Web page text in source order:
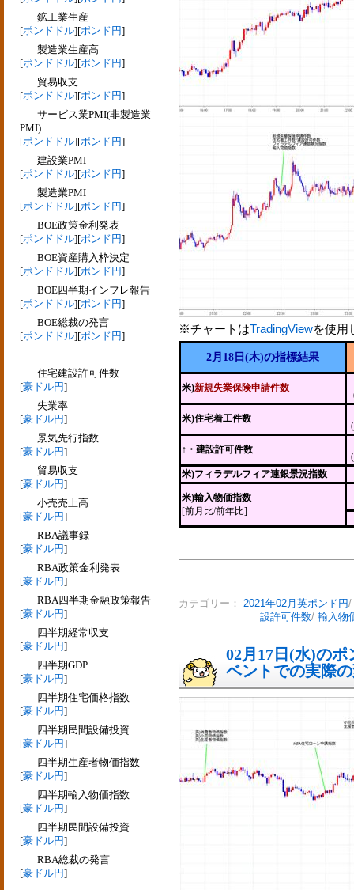
鉱工業生産
[ポンドドル][ポンド円]
製造業生産高
[ポンドドル][ポンド円]
貿易収支
[ポンドドル][ポンド円]
サービス業PMI(非製造業
PMI)
[ポンドドル][ポンド円]
建設業PMI
[ポンドドル][ポンド円]
製造業PMI
[ポンドドル][ポンド円]
BOE政策金利発表
[ポンドドル][ポンド円]
BOE資産購入枠決定
[ポンドドル][ポンド円]
BOE四半期インフレ報告
[ポンドドル][ポンド円]
BOE総裁の発言
[ポンドドル][ポンド円]
住宅建設許可件数
[豪ドル円]
失業率
[豪ドル円]
景気先行指数
[豪ドル円]
貿易収支
[豪ドル円]
小売売上高
[豪ドル円]
RBA議事録
[豪ドル円]
RBA政策金利発表
[豪ドル円]
RBA四半期金融政策報告
[豪ドル円]
四半期経常収支
[豪ドル円]
四半期GDP
[豪ドル円]
四半期住宅価格指数
[豪ドル円]
四半期民間設備投資
[豪ドル円]
四半期生産者物価指数
[豪ドル円]
四半期輸入物価指数
[豪ドル円]
四半期民間設備投資
[豪ドル円]
RBA総裁の発言
[豪ドル円]
※チャートはTradingViewを使用
2月18日(木)の指標結果
米)新規失業保険申請件数
米)住宅着工件数
↑・建設許可件数
米)フィラデルフィア連銀景況指数
米)輸入物価指数
[前月比/前年比]
カテゴリー： 2021年02月英ポンド円/
設許可件数/ 輸入物
02月17日(水)の
ベントでの実際